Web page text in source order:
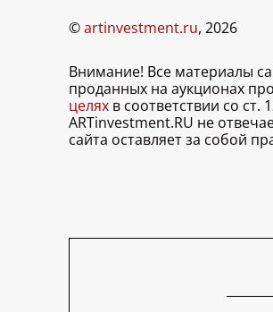
©artinvestment.ru, 2026
Внимание! Все материалы
проданных на аукционах
целях в соответствии со
ARTinvestment.RU не
сайта оставляет за собой